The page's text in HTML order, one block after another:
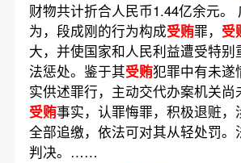
财物共计折合人民币1.44亿余元。
为，段成刚的行为构成受贿罪， 受
大，并使国家和人民利益遭受特别
法惩处。鉴于其受贿犯罪中有未遂
实供述罪行，主动交代办案机关尚
受贿事实，认罪悔罪，积极退赃，
全部追缴，依法可对其从轻处罚。
判决。……